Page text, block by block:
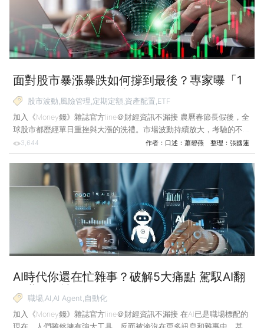
科技業上班族而言，這是個苦澀的繁華時代：每天看著股市飆漲、科技
業人均數百萬年收入，自己卻因房租與物
面對股市暴漲暴跌如何撐到最後？專家曝「1
關鍵」穩住心態才能贏！
股市波動,風險管理,定期定額,資產配置,ETF
加入《Money錢》雜誌官方line＠財經資訊不漏接 農曆春節長假後，全
球股市都歷經單日重挫與大漲的洗禮。市場波動持續放大，考驗的不只
是資金，更是人性。與其在恐懼中掙扎，不如建立一套讓自己舒心的紀
律，冷靜應對震盪。 農曆年後，全球市場經歷了一連串的大漲大跌，
以台股為例，先是大漲千點引發投資人FOMO心理，深怕沒上到車；緊
接著3月卻因美伊衝突引發的中東戰火，情緒瞬間反轉。 我們看到3月
4日大跌1,494點，3月9日更一度重挫超過2,000點，創下史上單日跌點
第二大紀錄。但隨後竟在短短3日內報復性反彈，收復失土。 面對這種
「大怒神」般的走勢，如果你是資歷
3,644 作者： 口述：蕭碧燕 整理：張國蓮
AI時代你還在忙雜事？破解5大痛點 駕馭AI翻
轉職涯不被取代！
職場,AI,AI Agent,自動化
加入《Money錢》雜誌官方line＠財經資訊不漏接 在AI已是職場標配的